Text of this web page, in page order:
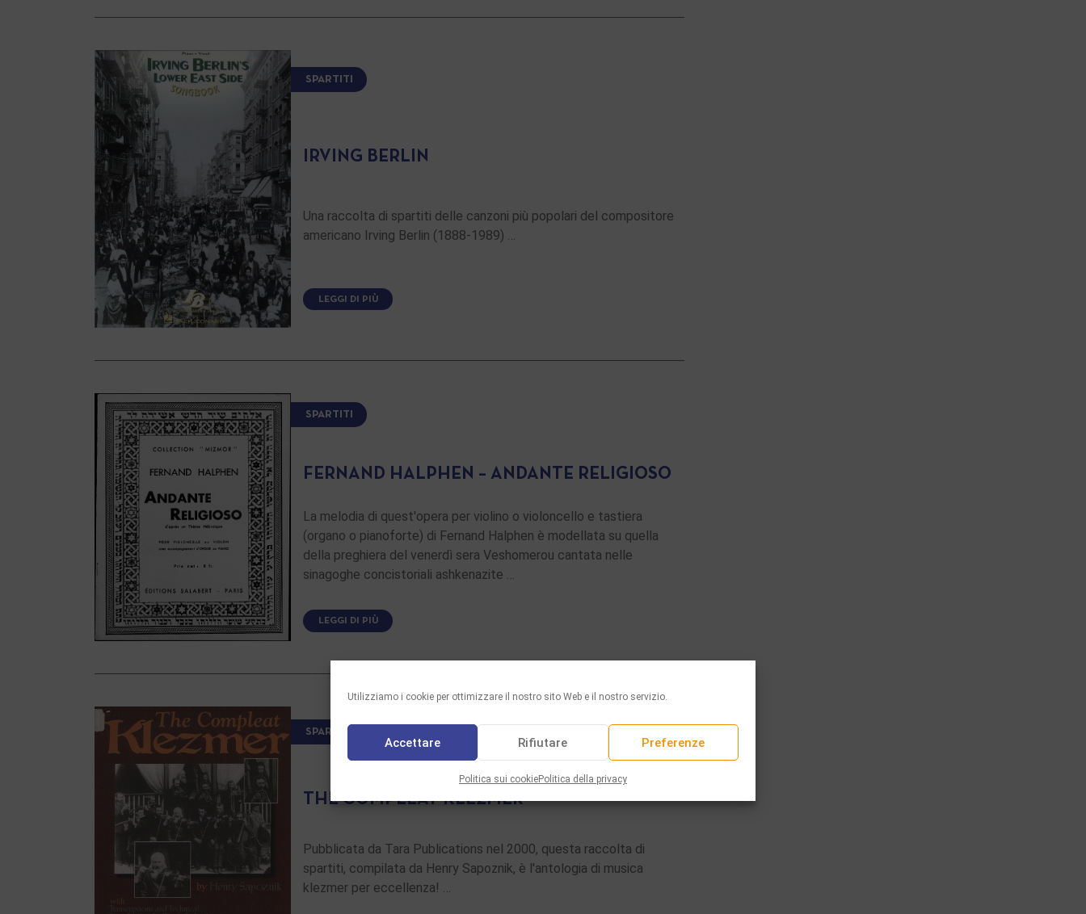
Utilizziamo i cookie per ottimizzare il nostro sito Web e il nostro servizio.
Accettare Rifiutare Preferenze
Politica sui cookiePolitica della privacy
SPARTITI
IRVING BERLIN
Una raccolta di spartiti delle canzoni più popolari del compositore
americano Irving Berlin (1888-1989) …
LEGGI DI PIÙ
SPARTITI
FERNAND HALPHEN – ANDANTE RELIGIOSO
La melodia di quest'opera per violino o violoncello e tastiera
(organo o pianoforte) di Fernand Halphen è modellata su quella
della preghiera del venerdì sera Veshomerou cantata nelle
sinagoghe concistoriali ashkenazite …
LEGGI DI PIÙ
SPARTITI
THE COMPLEAT KLEZMER
Pubblicata da Tara Publications nel 2000, questa raccolta di
spartiti, compilata da Henry Sapoznik, è l'antologia di musica
klezmer per eccellenza! …